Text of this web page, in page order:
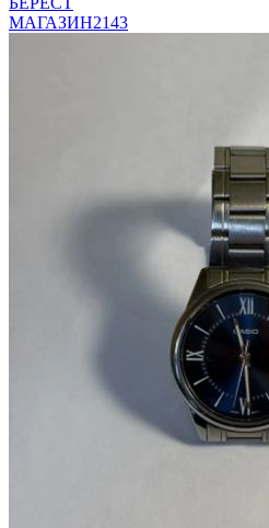
МАГАЗИН2143